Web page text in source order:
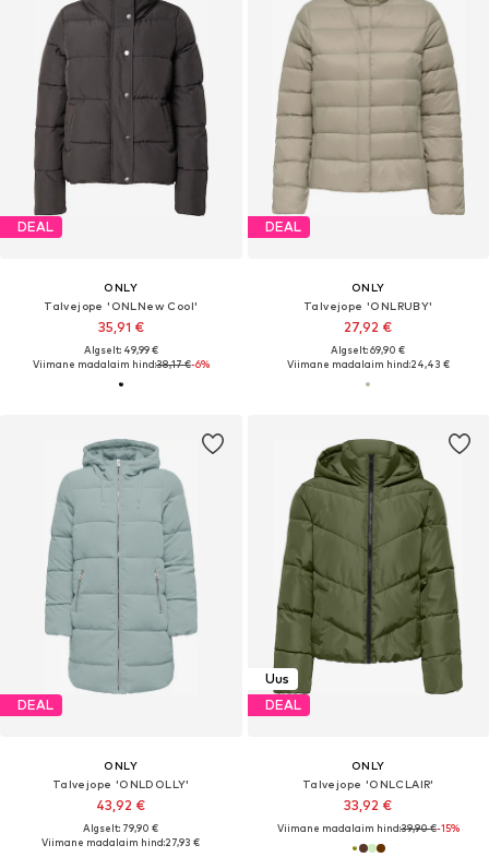
DEAL
ONLY
Talvejope 'ONLNew Cool'
35,91 €
Algselt: 49,99 €
Viimane madalaim hind:38,17 €-6%
DEAL
ONLY
Talvejope 'ONLRUBY'
27,92 €
Algselt: 69,90 €
Viimane madalaim hind:24,43 €
DEAL
ONLY
Talvejope 'ONLDOLLY'
43,92 €
Algselt: 79,90 €
Viimane madalaim hind:27,93 €
Uus
DEAL
ONLY
Talvejope 'ONLCLAIR'
33,92 €
Viimane madalaim hind:39,90 €-15%